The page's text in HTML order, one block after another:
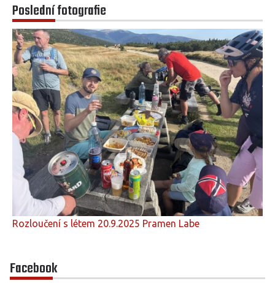
Poslední fotografie
Rozloučení s létem 20.9.2025 Pramen Labe
Facebook